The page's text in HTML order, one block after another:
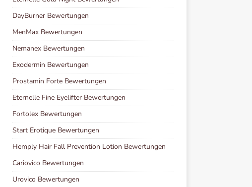
DayBurner Bewertungen
MenMax Bewertungen
Nemanex Bewertungen
Exodermin Bewertungen
Prostamin Forte Bewertungen
Eternelle Fine Eyelifter Bewertungen
Fortolex Bewertungen
Start Erotique Bewertungen
Hemply Hair Fall Prevention Lotion Bewertungen
Cariovico Bewertungen
Urovico Bewertungen